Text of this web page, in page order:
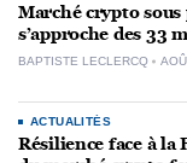
Marché crypto
s’approche des 33
BAPTISTE LECLERCQ
ACTUALITÉS
Résilience face à